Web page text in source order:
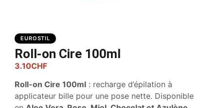
EUROSTIL
Roll-on Cire 100ml
3.10CHF
Roll-on Cire 100ml : recharge d’épilation à
applicateur bille pour une pose nette. Disponible